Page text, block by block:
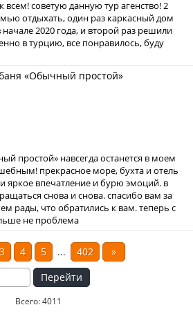
советую данную тур агенство! 2
отдыхать, один раз каркасный дом
2020 года, и второй раз решили
в турцию, все понравилось, буду
простой» навсегда останется в моем
прекрасное море, бухта и отель
яркое впечатление и бурю эмоций. в
снова и снова. спасибо вам за
рады, что обратились к вам. теперь с
не проблема
3 4 5 ... 402
»
Перейти
Всего: 4011